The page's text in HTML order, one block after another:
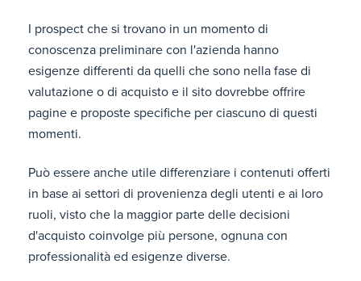
I prospect che si trovano in un momento di
conoscenza preliminare con l'azienda hanno
esigenze differenti da quelli che sono nella fase di
valutazione o di acquisto e il sito dovrebbe offrire
pagine e proposte specifiche per ciascuno di questi
momenti.
Può essere anche utile differenziare i contenuti offerti
in base ai settori di provenienza degli utenti e ai loro
ruoli, visto che la maggior parte delle decisioni
d'acquisto coinvolge più persone, ognuna con
professionalità ed esigenze diverse.